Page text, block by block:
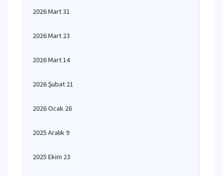
2026 Mart 31
2026 Mart 23
2026 Mart 14
2026 Şubat 21
2026 Ocak 26
2025 Aralık 9
2025 Ekim 23